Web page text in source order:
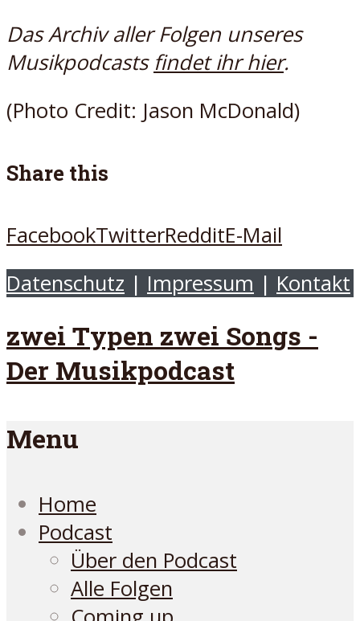
Das Archiv aller Folgen unseres
Musikpodcasts findet ihr hier.
(Photo Credit: Jason McDonald)
Share this
FacebookTwitterRedditE-Mail
Datenschutz | Impressum | Kontakt
zwei Typen zwei Songs -
Der Musikpodcast
Menu
Home
Podcast
Über den Podcast
Alle Folgen